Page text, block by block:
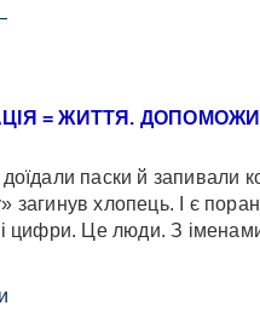
= ЖИТТЯ.
паски й запивали
загинув хлопець. І є
цифри. Це люди. З